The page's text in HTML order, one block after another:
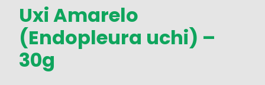
Uxi Amarelo
(Endopleura uchi) –
30g